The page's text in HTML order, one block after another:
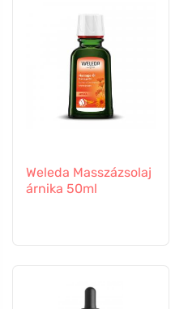
Weleda Masszázsolaj
árnika 50ml